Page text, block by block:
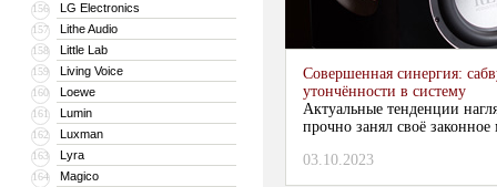
156 LG Electronics
157 Lithe Audio
158 Little Lab
159 Living Voice
160 Loewe
161 Lumin
162 Luxman
163 Lyra
164 Magico
Совершенная синергия:
утончённости в систему
Актуальные тенденции
прочно занял своё законное
03.10.2023